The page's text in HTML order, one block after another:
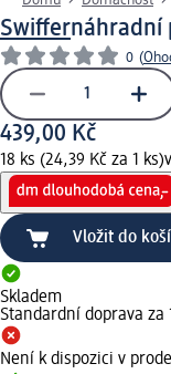
Swiffernáhradní
0 (
439,00 Kč
18 ks (24,39 Kč za 1 ks)
Vložit do
Skladem
Standardní doprava za
Není k dispozici v